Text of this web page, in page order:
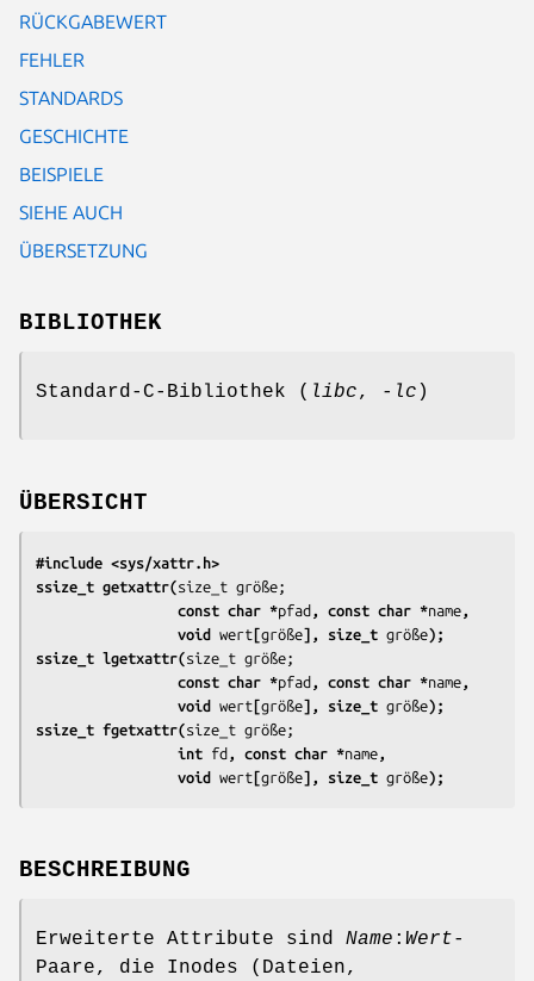
RÜCKGABEWERT
FEHLER
STANDARDS
GESCHICHTE
BEISPIELE
SIEHE AUCH
ÜBERSETZUNG
BIBLIOTHEK
Standard-C-Bibliothek ( libc, -lc )
ÜBERSICHT
#include <sys/xattr.h>
ssize_t getxattr(
                 const char *
pfad , const char *name ,
                 void
wert[größe], size_t größe);
ssize_t lgetxattr(
                 const char *
pfad , const char *name ,
                 void
wert[größe], size_t größe);
ssize_t fgetxattr(
                 int
fd , const char *name ,
                 void
wert[größe], size_t größe);
BESCHREIBUNG
Erweiterte Attribute sind Name : Wert-
Paare, die Inodes (Dateien,